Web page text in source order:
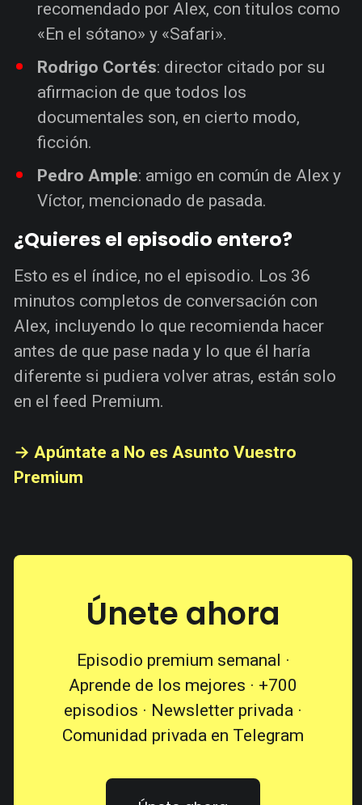
recomendado por Alex, con titulos como
«En el sótano» y «Safari».
Rodrigo Cortés: director citado por su
afirmacion de que todos los
documentales son, en cierto modo,
ficción.
Pedro Ample: amigo en común de Alex y
Víctor, mencionado de pasada.
¿Quieres el episodio entero?
Esto es el índice, no el episodio. Los 36
minutos completos de conversación con
Alex, incluyendo lo que recomienda hacer
antes de que pase nada y lo que él haría
diferente si pudiera volver atras, están solo
en el feed Premium.
→ Apúntate a No es Asunto Vuestro
Premium
Únete ahora
Episodio premium semanal ·
Aprende de los mejores · +700
episodios · Newsletter privada ·
Comunidad privada en Telegram